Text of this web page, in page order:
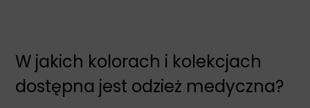
W jakich kolorach i kolekcjach
dostępna jest odzież medyczna?